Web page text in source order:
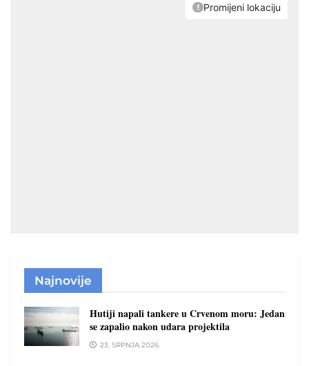
Najnovije
Hutiji napali tankere u Crvenom moru: Jedan
se zapalio nakon udara projektila
23. SRPNJA 2026.